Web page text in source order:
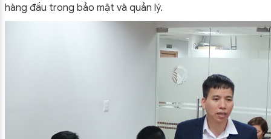
hàng đầu trong bảo mật và quản lý.